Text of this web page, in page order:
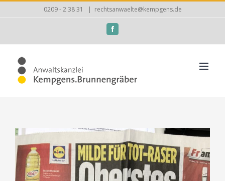
Inhalt
0209 - 2 38 31 | rechtsanwaelte@kempgens.de